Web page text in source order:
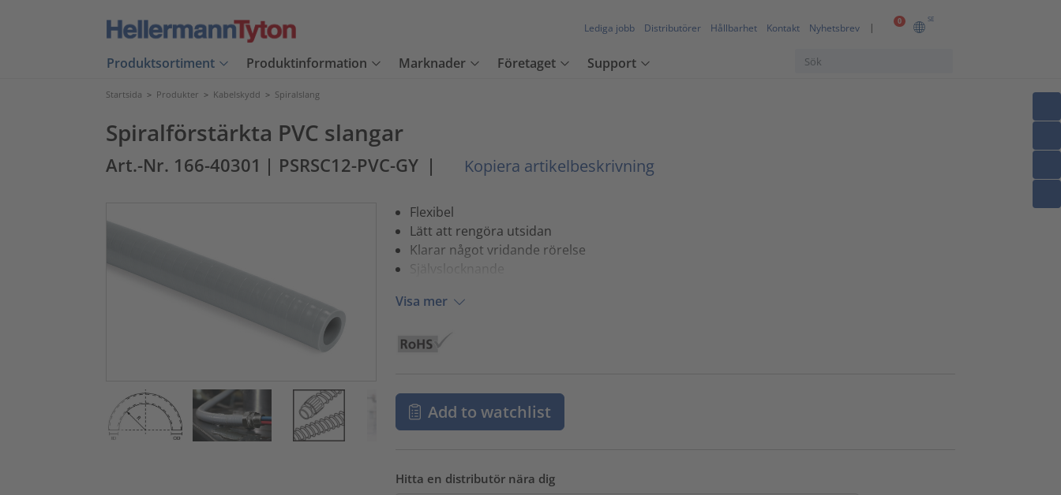
0 SE
Lediga jobb Distributörer Hållbarhet Kontakt Nyhetsbrev
Produktsortiment Produktinformation Marknader Företaget Support
Startsida > Produkter > Kabelskydd > Spiralslang
Spiralförstärkta PVC slangar
Art.-Nr. 166-40301 | PSRSC12-PVC-GY | Kopiera artikelbeskrivning
Flexibel
Lätt att rengöra utsidan
Klarar något vridande rörelse
Självslocknande
Visa mer
Add to watchlist
Hitta en distributör nära dig